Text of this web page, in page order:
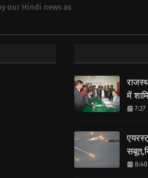
our Hindi news as
में
7:27